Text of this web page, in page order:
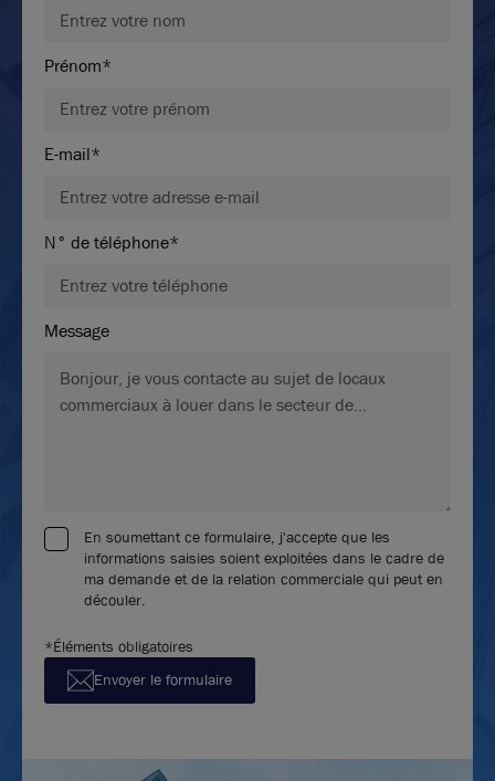
Prénom*
E-mail*
N° de téléphone*
Message
En soumettant ce formulaire, j'accepte que les
informations saisies soient exploitées dans le cadre de
ma demande et de la relation commerciale qui peut en
découler.
*Éléments obligatoires
Envoyer le formulaire